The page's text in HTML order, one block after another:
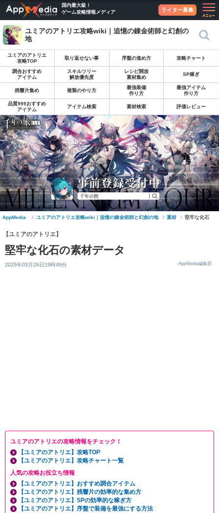
国内最大級！
ゲーム攻略情報メディア
ライター募集
ユミアのアトリエ攻略wiki｜追憶の錬金術師と幻創の
地
ユミアのアトリエ
攻略TOP
取り返せない事 序盤の進め方 攻略チャート
調合おすすめ
アイテム
スキルツリー
解放優先度
レシピ開放
素材集め
SP稼ぎ
残響片集め 複製のやり方
最強装備
作り方
最強アイテム
作り方
品質999おすすめ
アイテム
アイテム検索 素材検索 評価レビュー
AppMedia ユミアのアトリエ攻略wiki｜追憶の錬金術師と幻創の地 素材 堅牢な化石
【ユミアのアトリエ】
堅牢な化石の素材データ
2025年03月26日19時49分 AppMedia編集部
ユミアのアトリエの攻略情報をチェック！
【ユミアのアトリエ】攻略TOP
【ユミアのアトリエ】攻略チャート一覧
人気の攻略お役立ち情報
【ユミアのアトリエ】おすすめ調合アイテム
【ユミアのアトリエ】残響片の効率的な集め方
【ユミアのアトリエ】SPの効率的な稼ぎ方
【ユミアのアトリエ】序盤で装備を最強にする方法